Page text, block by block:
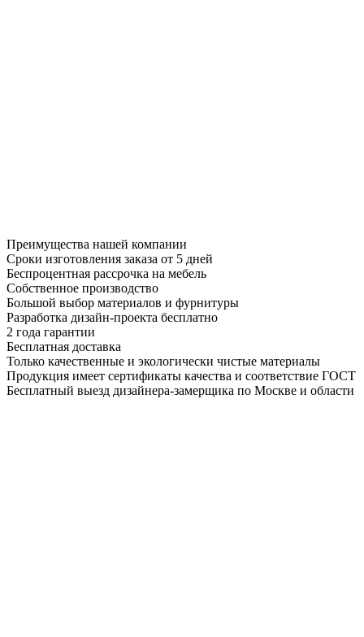
Преимущества нашей компании
Сроки изготовления заказа от 5 дней
Беспроцентная рассрочка на мебель
Собственное производство
Большой выбор материалов и фурнитуры
Разработка дизайн-проекта бесплатно
2 года гарантии
Бесплатная доставка
Только качественные и экологически чистые материалы
Продукция имеет сертификаты качества и соответствие ГОСТ
Бесплатный выезд дизайнера-замерщика по Москве и области